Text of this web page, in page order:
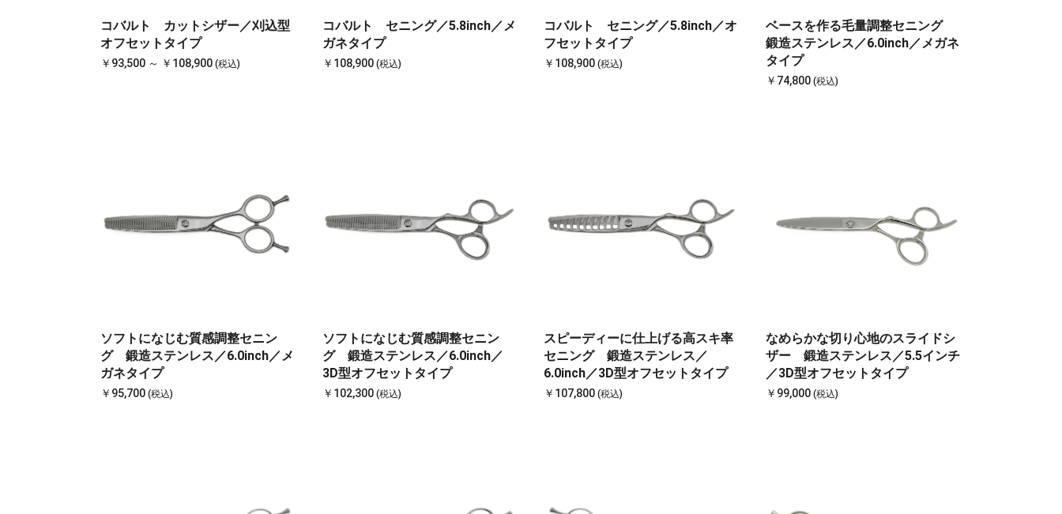
コバルト カットシザー／刈込型
オフセットタイプ
￥93,500 ～ ￥108,900 (税込)
コバルト セニング／5.8inch／メ
ガネタイプ
￥108,900 (税込)
コバルト セニング／5.8inch／オ
フセットタイプ
￥108,900 (税込)
ベースを作る毛量調整セニング
鍛造ステンレス／6.0inch／メガネ
タイプ
￥74,800 (税込)
ソフトになじむ質感調整セニン
グ 鍛造ステンレス／6.0inch／メ
ガネタイプ
￥95,700 (税込)
ソフトになじむ質感調整セニン
グ 鍛造ステンレス／6.0inch／
3D型オフセットタイプ
￥102,300 (税込)
スピーディーに仕上げる高スキ率
セニング 鍛造ステンレス／
6.0inch／3D型オフセットタイプ
￥107,800 (税込)
なめらかな切り心地のスライドシ
ザー 鍛造ステンレス／5.5インチ
／3D型オフセットタイプ
￥99,000 (税込)